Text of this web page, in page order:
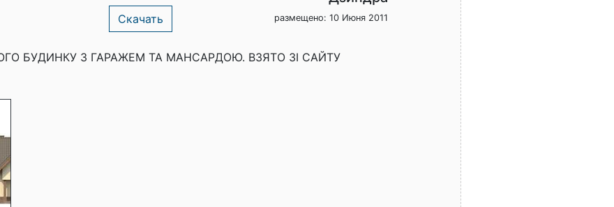
Скачать размещено: 10 Июня 2011
БУДИНКУ З ГАРАЖЕМ ТА МАНСАРДОЮ. ВЗЯТО ЗІ САЙТУ